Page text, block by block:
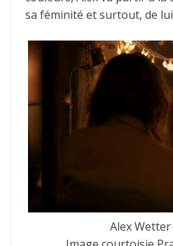
sa féminité et surtout, de
Alex Wetter